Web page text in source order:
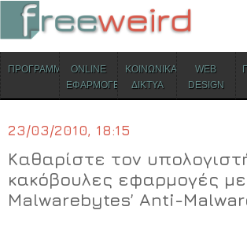
Skip to content
ΠΡΟΓΡΑΜΜΑΤΑONLINE
ΕΦΑΡΜΟΓΕΣ
ΚΟΙΝΩΝΙΚΑ
ΔΙΚΤΥΑ
WEB
DESIGN
23/03/2010, 18:15
Καθαρίστε τον
κακόβουλες εφαρμογές
Malwarebytes’ Anti-